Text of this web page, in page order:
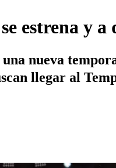
estrena y
nueva
llegar al